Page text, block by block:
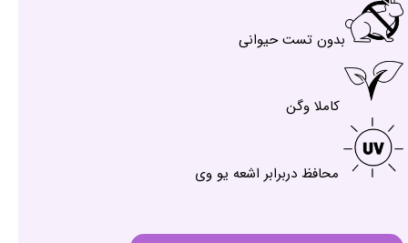
بدون تست حیوانی
کاملا وگن
محافظ دربرابر اشعه یو وی